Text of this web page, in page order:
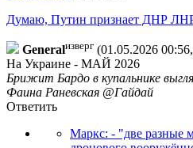
Думаю, Путин признает ДНР
Generalизверг (01.05.2026
На Украине - МАЙ 2026
Брижит Бардо в купальнике
Фаина Раневская @Гайдай
Ответить
Маркс: - "две разные